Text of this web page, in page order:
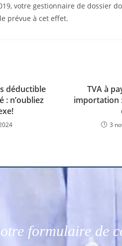
votre gestionnaire de dossier
prévue à cet effet.
déductible
: n’oubliez
TVA à
importation
3
formulaire de